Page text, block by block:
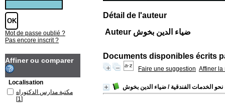
Détail de l'auteur
Auteur ضياء الدين بخوش
Documents disponibles écrits
Faire une suggestion Affiner la
الخدمات الفندقية / ضياء الدين بخوش
Mot de passe oublié ?
Pas encore inscrit ?
Affiner ou comparer
Localisation
مكتبة مدارس الدكتوراه
[1]